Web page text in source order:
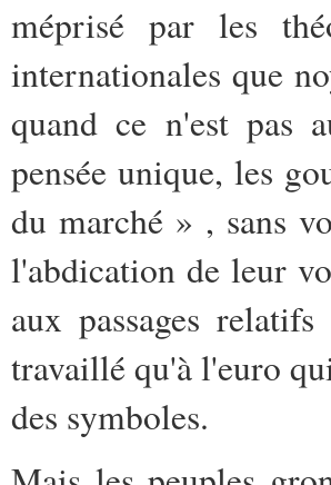
méprisé par les
internationales que
quand ce n'est pas
pensée unique, les
du marché » , sans
l'abdication de leur
aux passages
travaillé qu'à l'euro
des symboles.